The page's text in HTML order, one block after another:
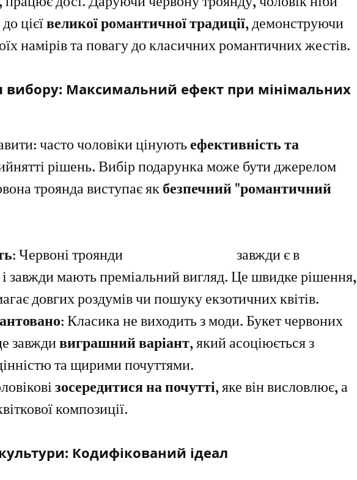
цієї великої романтичної традиції, демонструючи
намірів та повагу до класичних романтичних жестів.
вибору: Максимальний ефект при мінімальних
часто чоловіки цінують ефективність та
рішень. Вибір подарунка може бути джерелом
троянда виступає як безпечний "романтичний
Червоні троянди
завжди є в
і завжди мають преміальний вигляд. Це швидке рішення,
довгих роздумів чи пошуку екзотичних квітів.
Класика не виходить з моди. Букет червоних
завжди виграшний варіант, який асоціюється з
та щирими почуттями.
зосередитися на почутті, яке він висловлює, а
композиції.
Кодифікований ідеал